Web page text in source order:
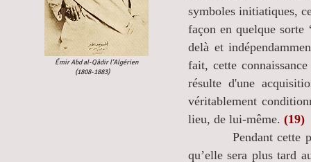
symboles initiatiques,
façon en quelque
delà et
fait, cette
résulte d'une
véritablement
lieu, de lui-même. (19)
Pendant cette
qu’elle sera plus tard
Émir Abd al-Qâdir l’Algérien​
(1808-1883)